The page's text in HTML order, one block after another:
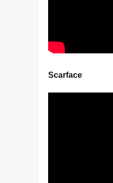
Scarface